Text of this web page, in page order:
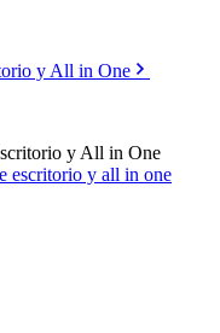
y All in One
y All in One
escritorio y all in one